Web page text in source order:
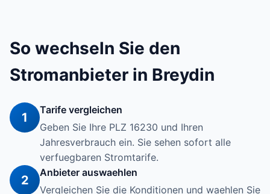
So wechseln Sie den
Stromanbieter in Breydin
1
Tarife vergleichen
Geben Sie Ihre PLZ 16230 und Ihren
Jahresverbrauch ein. Sie sehen sofort alle
verfuegbaren Stromtarife.
2
Anbieter auswaehlen
Vergleichen Sie die Konditionen und waehlen Sie